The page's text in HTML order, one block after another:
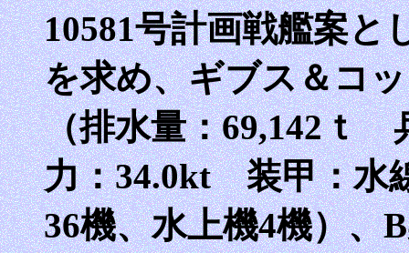
10581号計画戦艦案と
を求め、ギブス＆コ
（排水量：69,142ｔ
力：34.0kt 装甲：水
36機、水上機4機）